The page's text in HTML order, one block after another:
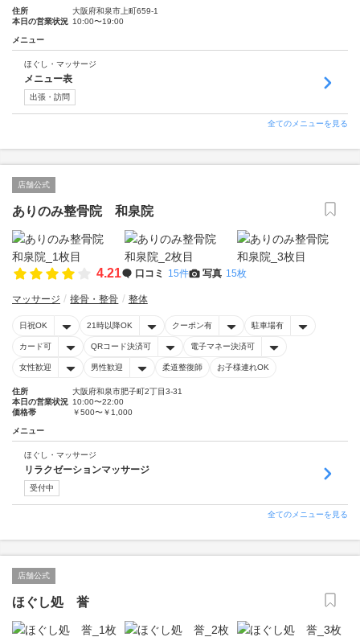
住所
大阪府和泉市上町659-1
本日の営業状況 10:00〜19:00
メニュー
ほぐし・マッサージ
メニュー表
出張・訪問
全てのメニューを見る
店舗公式
ありのみ整骨院 和泉院
4.21 口コミ 15件 写真 15枚
マッサージ 接骨・整骨 整体
日祝OK 21時以降OK クーポン有 駐車場有
カード可 QRコード決済可 電子マネー決済可
女性歓迎 男性歓迎 柔道整復師 お子様連れOK
住所
大阪府和泉市肥子町2丁目3-31
本日の営業状況 10:00〜22:00
価格帯
￥500〜￥1,000
メニュー
ほぐし・マッサージ
リラクゼーションマッサージ
受付中
全てのメニューを見る
店舗公式
ほぐし処 誉